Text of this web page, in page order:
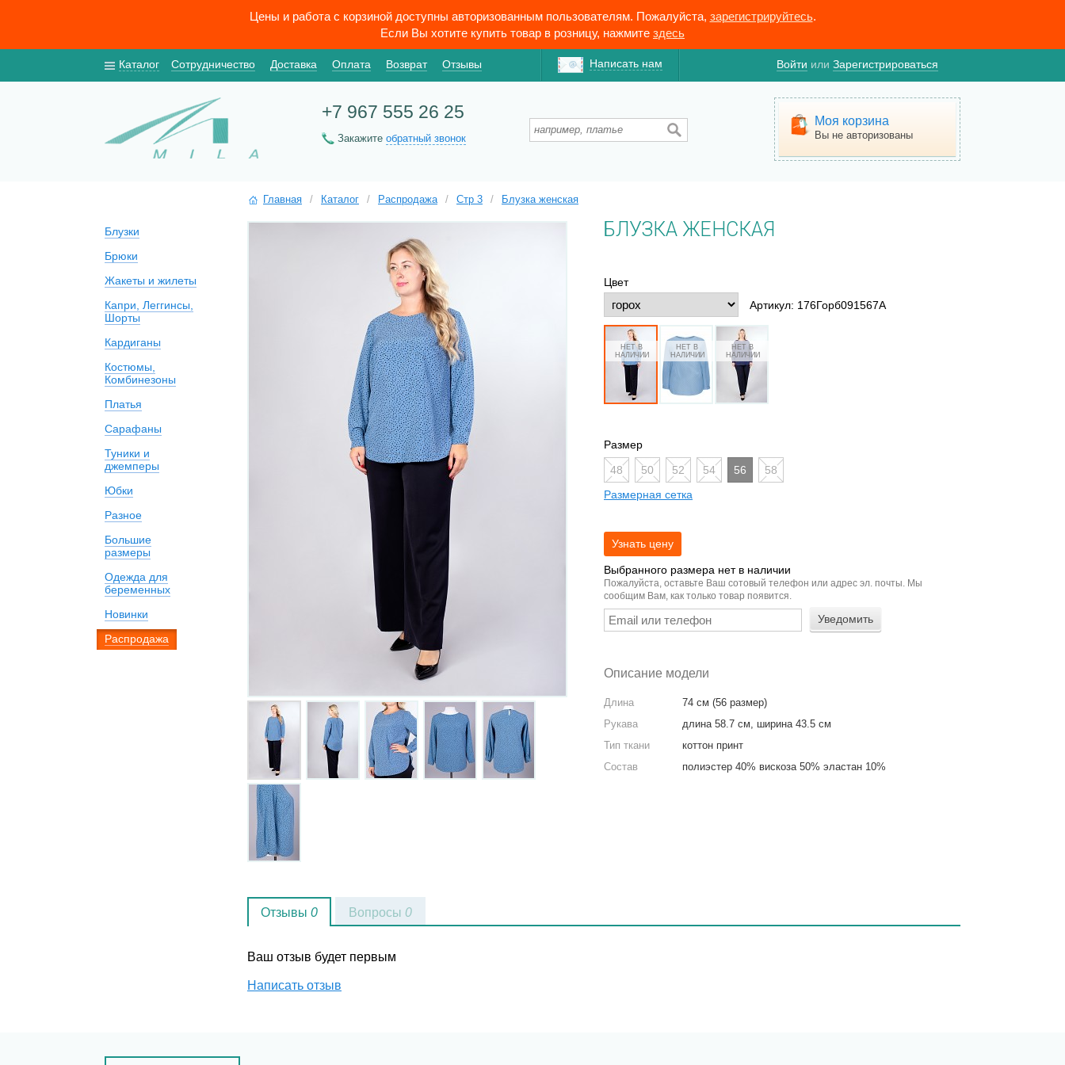
Цены и работа с корзиной доступны авторизованным пользователям. Пожалуйста, зарегистрируйтесь.
Если Вы хотите купить товар в розницу, нажмите здесь
Каталог Сотрудничество Доставка Оплата Возврат Отзывы Написать нам Войти или Зарегистрироваться
+7 967 555 26 25
Закажите обратный звонок
Моя корзина
Вы не авторизованы
Блузки
Брюки
Жакеты и жилеты
Капри, Леггинсы,
Шорты
Кардиганы
Костюмы,
Комбинезоны
Платья
Сарафаны
Туники и
джемперы
Юбки
Разное
Большие
размеры
Одежда для
беременных
Новинки
Распродажа
Главная / Каталог / Распродажа / Стр 3 / Блузка женская
БЛУЗКА ЖЕНСКАЯ
Цвет
Артикул: 176Горб091567А
Размер
48
50 52 54 56
58
Размерная сетка
Выбранного размера нет в наличии
Пожалуйста, оставьте Ваш сотовый телефон или адрес эл. почты. Мы
сообщим Вам, как только товар появится.
Описание модели
Длина
74 см (56 размер)
Рукава
длина 58.7 см, ширина 43.5 см
Тип ткани
коттон принт
Состав
полиэстер 40% вискоза 50% эластан 10%
Отзывы 0
Ваш отзыв будет первым
Написать отзыв
Вопросы 0